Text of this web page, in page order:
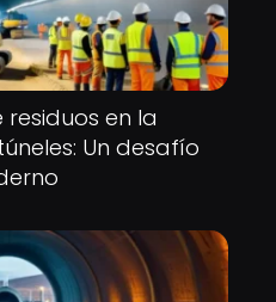
en la
Un desafío